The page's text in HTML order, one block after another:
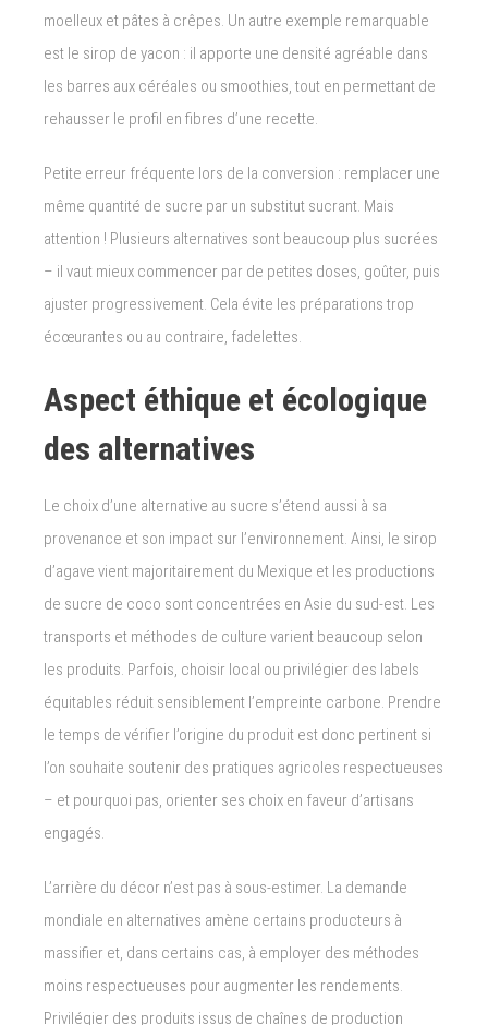
moelleux et pâtes à crêpes. Un autre exemple remarquable
est le sirop de yacon : il apporte une densité agréable dans
les barres aux céréales ou smoothies, tout en permettant de
rehausser le profil en fibres d’une recette.
Petite erreur fréquente lors de la conversion : remplacer une
même quantité de sucre par un substitut sucrant. Mais
attention ! Plusieurs alternatives sont beaucoup plus sucrées
– il vaut mieux commencer par de petites doses, goûter, puis
ajuster progressivement. Cela évite les préparations trop
écœurantes ou au contraire, fadelettes.
Aspect éthique et écologique
des alternatives
Le choix d’une alternative au sucre s’étend aussi à sa
provenance et son impact sur l’environnement. Ainsi, le sirop
d’agave vient majoritairement du Mexique et les productions
de sucre de coco sont concentrées en Asie du sud-est. Les
transports et méthodes de culture varient beaucoup selon
les produits. Parfois, choisir local ou privilégier des labels
équitables réduit sensiblement l’empreinte carbone. Prendre
le temps de vérifier l’origine du produit est donc pertinent si
l’on souhaite soutenir des pratiques agricoles respectueuses
– et pourquoi pas, orienter ses choix en faveur d’artisans
engagés.
L’arrière du décor n’est pas à sous-estimer. La demande
mondiale en alternatives amène certains producteurs à
massifier et, dans certains cas, à employer des méthodes
moins respectueuses pour augmenter les rendements.
Privilégier des produits issus de chaînes de production